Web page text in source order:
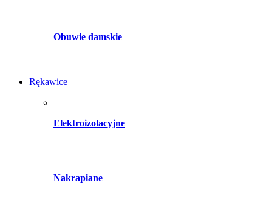
Obuwie damskie
Rękawice
Elektroizolacyjne
Nakrapiane